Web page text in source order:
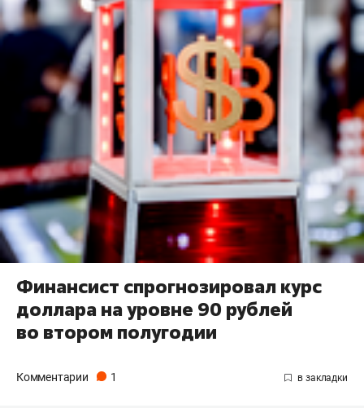
Финансист спрогнозировал курс
доллара на уровне 90 рублей
во втором полугодии
Комментарии 1